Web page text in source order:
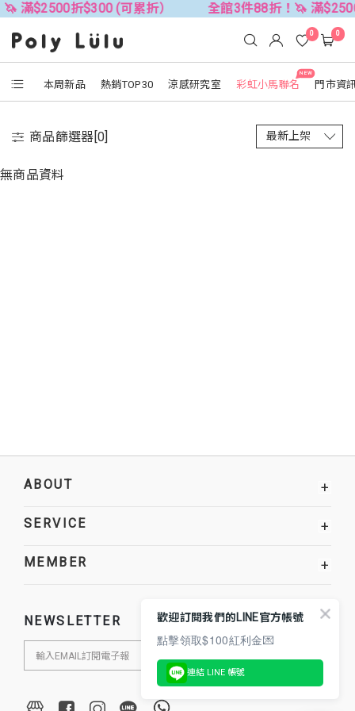
滿$2500折$300 (可累折） 全館3件88折！🦄 滿
本周新品 熱銷TOP30 涼感研究室
NEW
彩虹小馬聯名 門市資
0 0
商品篩選器[0]
無商品資料
ABOUT +
SERVICE +
MEMBER +
NEWSLETTER 歡迎訂閱我們的LINE官方帳號
點擊領取$100紅利金💌
連結 LINE 帳號